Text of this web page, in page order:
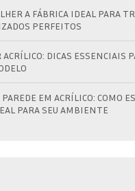
PERFEITOS
PARA SEU AMBIENTE